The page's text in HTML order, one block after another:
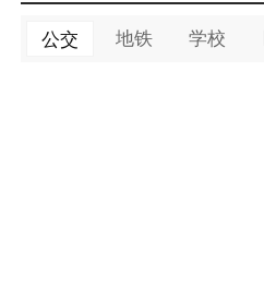
公交 地铁 学校